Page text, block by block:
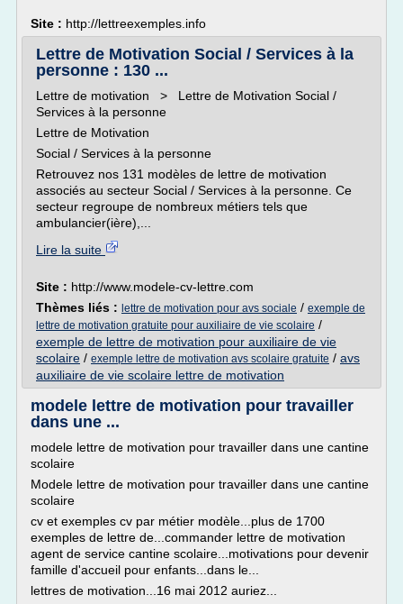
Site : http://lettreexemples.info
Lettre de Motivation Social / Services à la
personne : 130 ...
Lettre de motivation > Lettre de Motivation Social /
Services à la personne
Lettre de Motivation
Social / Services à la personne
Retrouvez nos 131 modèles de lettre de motivation
associés au secteur Social / Services à la personne. Ce
secteur regroupe de nombreux métiers tels que
ambulancier(ière),...
Lire la suite
Site : http://www.modele-cv-lettre.com
Thèmes liés : lettre de motivation pour avs sociale / exemple de
lettre de motivation gratuite pour auxiliaire de vie scolaire /
exemple de lettre de motivation pour auxiliaire de vie
scolaire / exemple lettre de motivation avs scolaire gratuite / avs
auxiliaire de vie scolaire lettre de motivation
modele lettre de motivation pour travailler
dans une ...
modele lettre de motivation pour travailler dans une cantine
scolaire
Modele lettre de motivation pour travailler dans une cantine
scolaire
cv et exemples cv par métier modèle...plus de 1700
exemples de lettre de...commander lettre de motivation
agent de service cantine scolaire...motivations pour devenir
famille d'accueil pour enfants...dans le...
lettres de motivation...16 mai 2012 auriez...